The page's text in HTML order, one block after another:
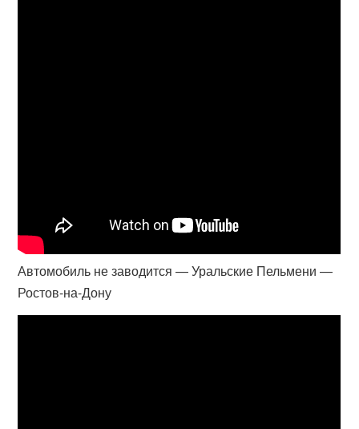
Автомобиль не заводится — Уральские Пельмени —
Ростов-на-Дону